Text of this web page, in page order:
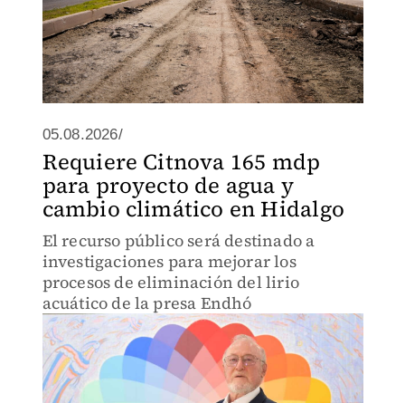
05.08.2026/
Requiere Citnova 165 mdp
para proyecto de agua y
cambio climático en Hidalgo
El recurso público será destinado a
investigaciones para mejorar los
procesos de eliminación del lirio
acuático de la presa Endhó